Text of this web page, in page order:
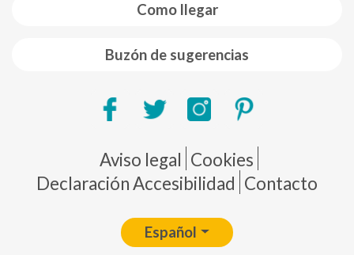
Como llegar
Buzón de sugerencias
Pie de página
Aviso legal Cookies
Declaración Accesibilidad Contacto
Español